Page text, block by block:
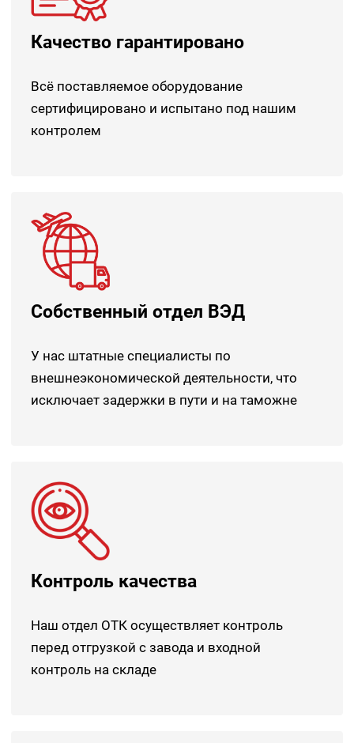
Качество гарантировано
Всё поставляемое оборудование
сертифицировано и испытано под нашим
контролем
Собственный отдел ВЭД
У нас штатные специалисты по
внешнеэкономической деятельности, что
исключает задержки в пути и на таможне
Контроль качества
Наш отдел ОТК осуществляет контроль
перед отгрузкой с завода и входной
контроль на складе